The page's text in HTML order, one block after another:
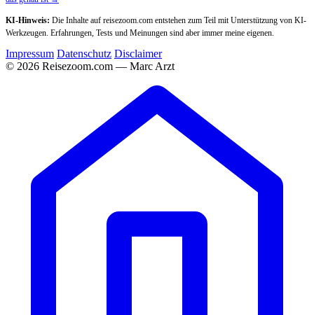
KI-Hinweis: Die Inhalte auf reisezoom.com entstehen zum Teil mit Unterstützung von KI-
Werkzeugen. Erfahrungen, Tests und Meinungen sind aber immer meine eigenen.
Impressum Datenschutz Disclaimer
© 2026 Reisezoom.com — Marc Arzt